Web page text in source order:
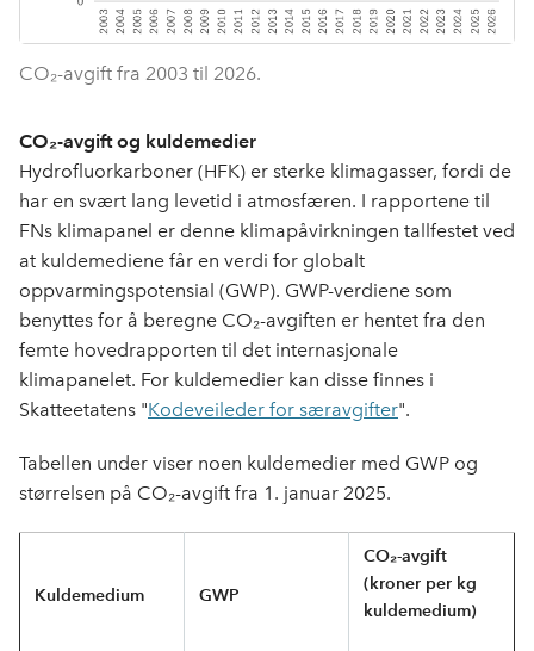
CO₂-avgift fra 2003 til 2026.
CO₂-avgift og kuldemedier
Hydrofluorkarboner (HFK) er sterke klimagasser, fordi de
har en svært lang levetid i atmosfæren. I rapportene til
FNs klimapanel er denne klimapåvirkningen tallfestet ved
at kuldemediene får en verdi for globalt
oppvarmingspotensial (GWP). GWP-verdiene som
benyttes for å beregne CO₂-avgiften er hentet fra den
femte hovedrapporten til det internasjonale
klimapanelet. For kuldemedier kan disse finnes i
Skatteetatens "Kodeveileder for særavgifter".
Tabellen under viser noen kuldemedier med GWP og
størrelsen på CO₂-avgift fra 1. januar 2025.
Kuldemedium GWP
CO₂-avgift
(kroner per kg
kuldemedium)